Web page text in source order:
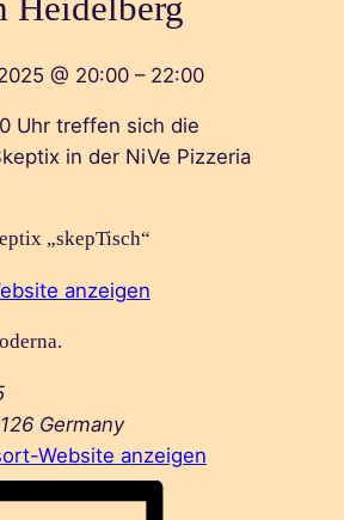
@ 20:00 – 22:00
Uhr treffen sich die
in der NiVe Pizzeria
„skepTisch“
anzeigen
Germany
Website anzeigen